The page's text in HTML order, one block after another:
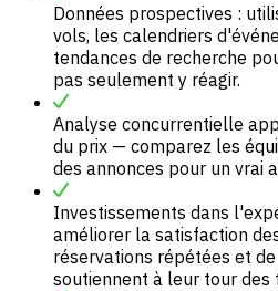
Données prospectives :
vols, les calendriers
tendances de recherche
pas seulement y réagir.
Analyse concurrentielle
du prix — comparez les
des annonces pour un vrai
Investissements dans
améliorer la satisfaction
réservations répétées et
soutiennent à leur tour des